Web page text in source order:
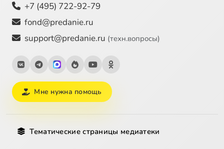
+7 (495) 722-92-79
fond@predanie.ru
support@predanie.ru (техн.вопросы)
Мне нужна помощь
Тематические страницы медиатеки